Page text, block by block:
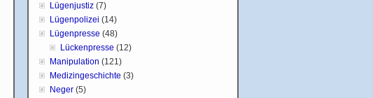
Lügenjustiz (7)
Lügenpolizei (14)
Lügenpresse (48)
Lückenpresse (12)
Manipulation (121)
Medizingeschichte (3)
Neger (5)